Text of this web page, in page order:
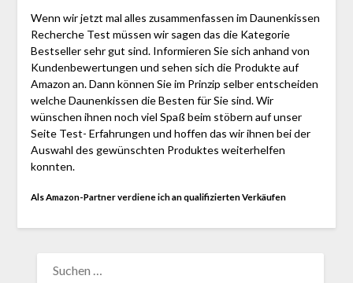
Wenn wir jetzt mal alles zusammenfassen im Daunenkissen
Recherche Test müssen wir sagen das die Kategorie
Bestseller sehr gut sind. Informieren Sie sich anhand von
Kundenbewertungen und sehen sich die Produkte auf
Amazon an. Dann können Sie im Prinzip selber entscheiden
welche Daunenkissen die Besten für Sie sind. Wir
wünschen ihnen noch viel Spaß beim stöbern auf unser
Seite Test- Erfahrungen und hoffen das wir ihnen bei der
Auswahl des gewünschten Produktes weiterhelfen
konnten.
Als Amazon-Partner verdiene ich an qualifizierten Verkäufen
NACH: